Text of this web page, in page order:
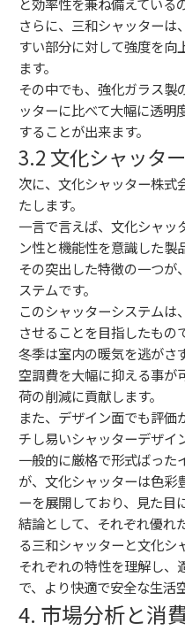
さらに、三和シャッターは
すい部分に対して強度を向
ます。
その中でも、強化ガラス製
ッターに比べて大幅に透明
することが出来ます。
3.2 文化シャッタ
次に、文化シャッター株式
たします。
一言で言えば、文化シャッ
ン性と機能性を意識した製
その突出した特徴の一つが
ステムです。
このシャッターシステム
させることを目指したもの
冬季は室内の暖気を逃がさ
空調費を大幅に抑える事が
荷の削減に貢献します。
また、デザイン面でも評価
チし易いシャッターデザイ
一般的に厳格で形式ばった
が、文化シャッターは色彩
ーを展開しており、見た目
結論として、それぞれ優れ
る三和シャッターと文化シ
それぞれの特性を理解し、
で、より快適で安全な生活
4. 市場分析と消